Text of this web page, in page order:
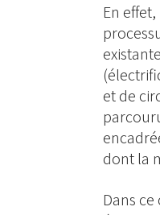
En
et de
dont la
Dans